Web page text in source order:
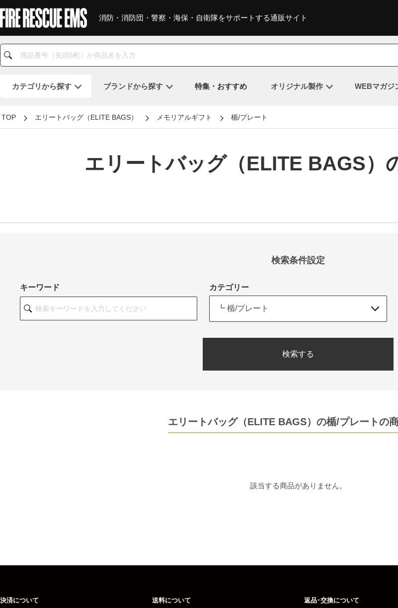
消防・消防団・警察・海保・自衛隊をサポートする通販サイト
カテゴリから探す ブランドから探す 特集・おすすめ オリジナル製作 WEBマガジ
TOP エリートバッグ（ELITE BAGS） メモリアルギフト 楯/プレート
エリートバッグ（ELITE BAGS）
検索条件設定
キーワード カテゴリー
検索する
エリートバッグ（ELITE BAGS）の楯/プレートの
該当する商品がありません。
決済について 送料について 返品･交換について